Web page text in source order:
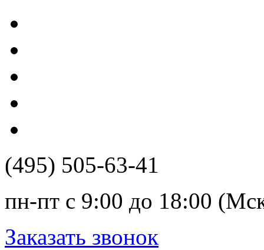
(495) 505-63-41
пн-пт с 9:00 до 18:00
Заказать звонок